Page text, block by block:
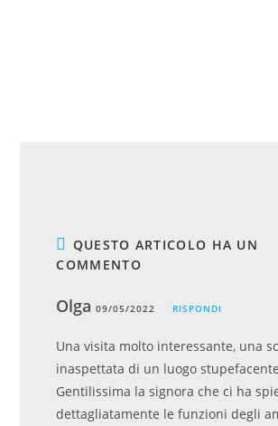
QUESTO ARTICOLO HA UN
COMMENTO
Olga09/05/2022 RISPONDI
Una visita molto interessante, una
inaspettata di un luogo
Gentilissima la signora che ci ha
dettagliatamente le funzioni degli